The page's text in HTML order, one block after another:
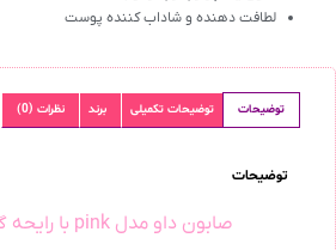
لطافت دهنده و شاداب کننده پوست
توضیحات توضیحات تکمیلی برند نظرات (0)
توضیحات
صابون داو مدل pink با رایحه گل رز 90 گرم